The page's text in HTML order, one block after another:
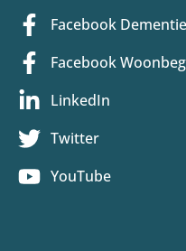
Facebook
Facebook
LinkedIn
Twitter
YouTube